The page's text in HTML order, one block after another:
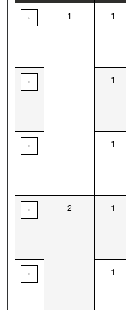
1 1
1
1
2 1
1